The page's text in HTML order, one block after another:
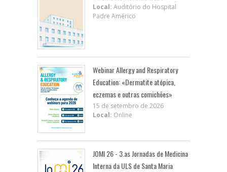
Local: Auditório do Hospital
Padre Américo
Webinar Allergy and Respiratory
Education: «Dermatite atópica,
eczemas e outras comichões»
15 de setembro de 2026
Local: Online
JOMI 26 - 3.as Jornadas de Medicina
Interna da ULS de Santa Maria